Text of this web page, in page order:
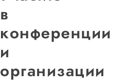
в
конференции
и
организации